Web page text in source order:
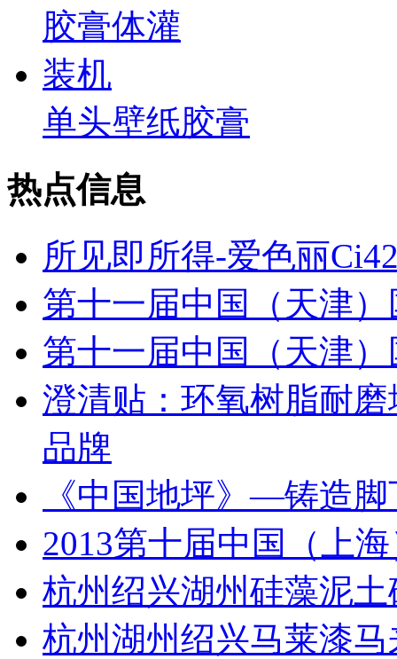
单头壁纸胶膏
热点信息
所见即所得-爱色丽
第十一届中国（天津
第十一届中国（天津
澄清贴：环氧树脂耐
品牌
《中国地坪》—铸造
2013第十届中国（上
杭州绍兴湖州硅藻泥
杭州湖州绍兴马莱漆